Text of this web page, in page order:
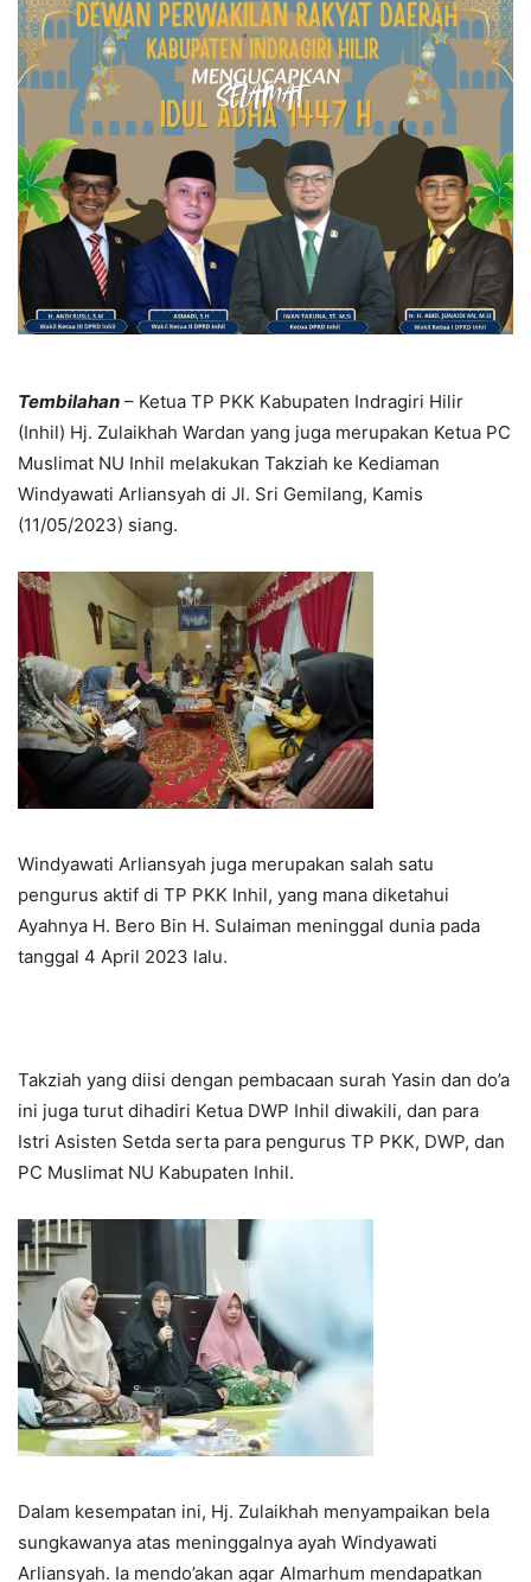
Tembilahan – Ketua TP PKK Kabupaten Indragiri Hilir
(Inhil) Hj. Zulaikhah Wardan yang juga merupakan Ketua PC
Muslimat NU Inhil melakukan Takziah ke Kediaman
Windyawati Arliansyah di Jl. Sri Gemilang, Kamis
(11/05/2023) siang.
Windyawati Arliansyah juga merupakan salah satu
pengurus aktif di TP PKK Inhil, yang mana diketahui
Ayahnya H. Bero Bin H. Sulaiman meninggal dunia pada
tanggal 4 April 2023 lalu.
Takziah yang diisi dengan pembacaan surah Yasin dan do’a
ini juga turut dihadiri Ketua DWP Inhil diwakili, dan para
Istri Asisten Setda serta para pengurus TP PKK, DWP, dan
PC Muslimat NU Kabupaten Inhil.
Dalam kesempatan ini, Hj. Zulaikhah menyampaikan bela
sungkawanya atas meninggalnya ayah Windyawati
Arliansyah. Ia mendo’akan agar Almarhum mendapatkan